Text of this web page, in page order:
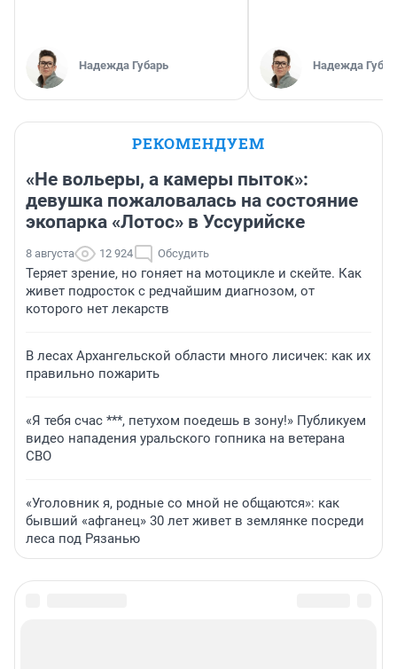
Надежда Губарь Надежда
РЕКОМЕНДУЕМ
«Не вольеры, а камеры пыток»:
девушка пожаловалась на состояние
экопарка «Лотос» в Уссурийске
8 августа 12 924 Обсудить
Теряет зрение, но гоняет на мотоцикле и скейте. Как
живет подросток с редчайшим диагнозом, от
которого нет лекарств
В лесах Архангельской области много лисичек: как их
правильно пожарить
«Я тебя счас ***, петухом поедешь в зону!» Публикуем
видео нападения уральского гопника на ветерана
СВО
«Уголовник я, родные со мной не общаются»: как
бывший «афганец» 30 лет живет в землянке посреди
леса под Рязанью